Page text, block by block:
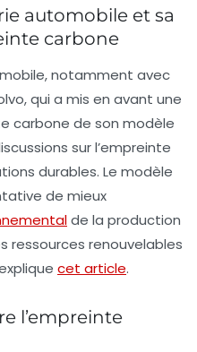
automobile et sa
carbone
notamment avec
qui a mis en avant une
carbone de son modèle
sur l’empreinte
durables. Le modèle
de mieux
de la production
ressources renouvelables
cet article.
l’empreinte